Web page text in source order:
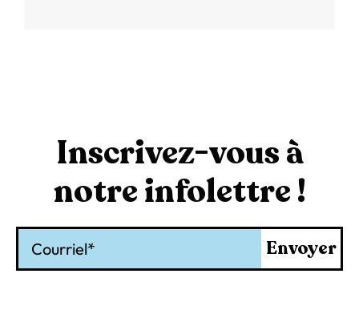
Inscrivez-vous à
notre infolettre !
Envoyer